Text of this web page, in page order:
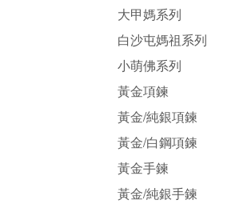
大甲媽系列
白沙屯媽祖系列
小萌佛系列
黃金項鍊
黃金/純銀項鍊
黃金/白鋼項鍊
黃金手鍊
黃金/純銀手鍊